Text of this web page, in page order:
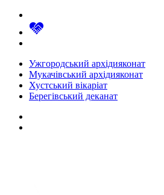
Ужгородський архідияконат
Мукачівський архідияконат
Хустський вікаріат
Берегівський деканат